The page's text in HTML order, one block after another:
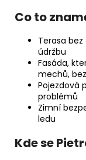
Co to
Terasa
údržbu
Fasáda,
mechů,
Pojezdová
problémů
Zimní
ledu
Kde se